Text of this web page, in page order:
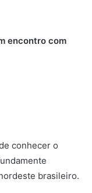
encontro com
conhecer o
brasileiro.